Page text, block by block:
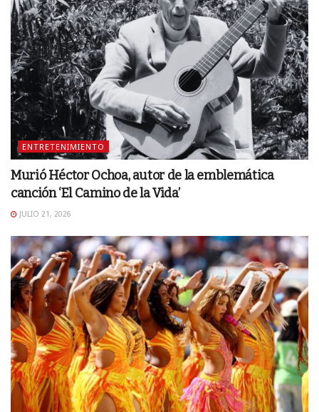
ENTRETENIMIENTO
Murió Héctor Ochoa, autor de la emblemática
canción ‘El Camino de la Vida’
JULIO 21, 2026